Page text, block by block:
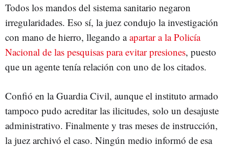
Todos los mandos del sistema sanitario negaron
irregularidades. Eso sí, la juez condujo la investigación
con mano de hierro, llegando aapartar a la Policía
Nacional de las pesquisas para evitar presiones, puesto
que un agente tenía relación con uno de los citados.
Confió en la Guardia Civil, aunque el instituto armado
tampoco pudo acreditar las ilicitudes, solo un desajuste
administrativo. Finalmente y tras meses de instrucción,
la juez archivó el caso. Ningún medio informó de esa